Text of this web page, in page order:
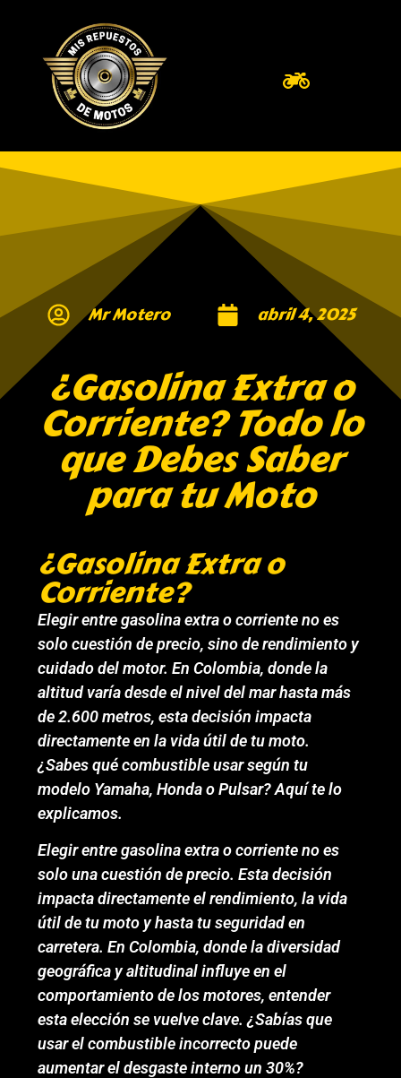
Mr Motero abril 4, 2025
¿Gasolina Extra o
Corriente? Todo lo
que Debes Saber
para tu Moto
¿Gasolina Extra o
Corriente?
Elegir entre gasolina extra o corriente no es
solo cuestión de precio, sino de rendimiento y
cuidado del motor. En Colombia, donde la
altitud varía desde el nivel del mar hasta más
de 2.600 metros, esta decisión impacta
directamente en la vida útil de tu moto.
¿Sabes qué combustible usar según tu
modelo Yamaha, Honda o Pulsar? Aquí te lo
explicamos.
Elegir entre gasolina extra o corriente no es
solo una cuestión de precio. Esta decisión
impacta directamente el rendimiento, la vida
útil de tu moto y hasta tu seguridad en
carretera. En Colombia, donde la diversidad
geográfica y altitudinal influye en el
comportamiento de los motores, entender
esta elección se vuelve clave. ¿Sabías que
usar el combustible incorrecto puede
aumentar el desgaste interno un 30%?